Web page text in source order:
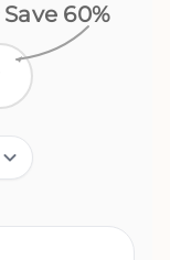
Save 60%